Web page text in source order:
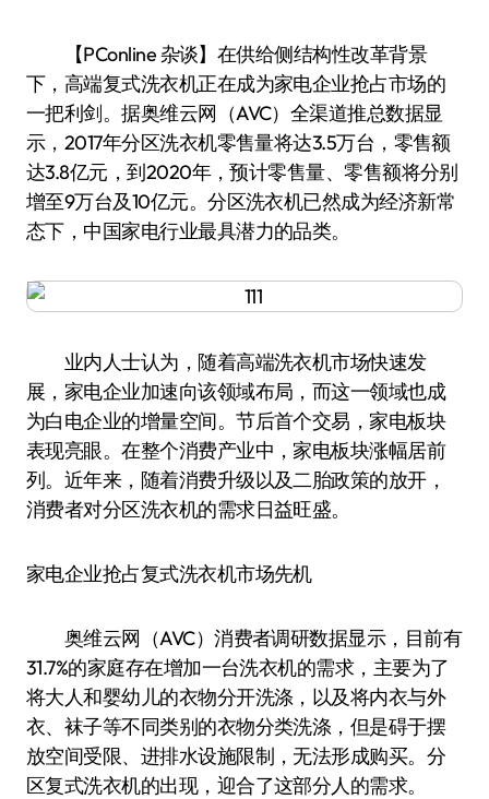
【PConline 杂谈】在供给侧结构性改革背景
下，高端复式洗衣机正在成为家电企业抢占市场的
一把利剑。据奥维云网（AVC）全渠道推总数据显
示，2017年分区洗衣机零售量将达3.5万台，零售额
达3.8亿元，到2020年，预计零售量、零售额将分别
增至9万台及10亿元。分区洗衣机已然成为经济新常
态下，中国家电行业最具潜力的品类。
业内人士认为，随着高端洗衣机市场快速发
展，家电企业加速向该领域布局，而这一领域也成
为白电企业的增量空间。节后首个交易，家电板块
表现亮眼。在整个消费产业中，家电板块涨幅居前
列。近年来，随着消费升级以及二胎政策的放开，
消费者对分区洗衣机的需求日益旺盛。
家电企业抢占复式洗衣机市场先机
奥维云网（AVC）消费者调研数据显示，目前有
31.7%的家庭存在增加一台洗衣机的需求，主要为了
将大人和婴幼儿的衣物分开洗涤，以及将内衣与外
衣、袜子等不同类别的衣物分类洗涤，但是碍于摆
放空间受限、进排水设施限制，无法形成购买。分
区复式洗衣机的出现，迎合了这部分人的需求。